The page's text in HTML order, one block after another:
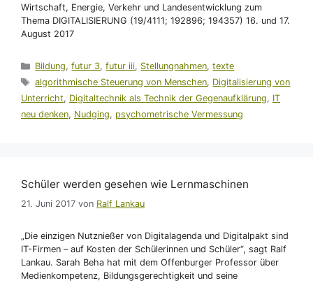
Wirtschaft, Energie, Verkehr und Landesentwick­lung zum
Thema DIGITALISIERUNG (19/4111; 192896; 194357) 16. und 17.
August 2017
Kategorien
Bildung,futur 3,futur iii, Stellungnahmen,texte
Schlagwörter
algorithmische Steuerung von Menschen, Digitalisierung von
Unterricht, Digitaltechnik als Technik der Gegenaufklärung, IT
neu denken, Nudging, psychometrische Vermessung
Schüler werden gesehen wie Lernmaschinen
21. Juni 2017 von Ralf Lankau
„Die einzigen Nutznießer von Digitalagenda und Digitalpakt sind
IT-Firmen – auf Kosten der Schülerinnen und Schüler“, sagt Ralf
Lankau. Sarah Beha hat mit dem Offenburger Professor über
Medienkompetenz, Bildungsgerechtigkeit und seine